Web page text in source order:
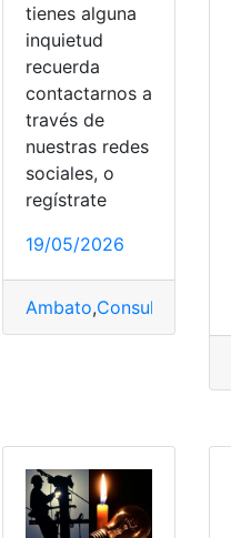
luz,planilla
tienes alguna
inquietud
recuerda
contactarnos a
través de
nuestras redes
sociales, o
regístrate
19/05/2026
Ambato,Consulta